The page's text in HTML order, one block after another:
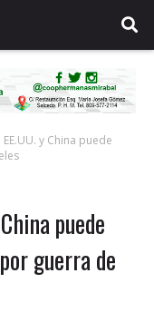
y China puede
puede
guerra de